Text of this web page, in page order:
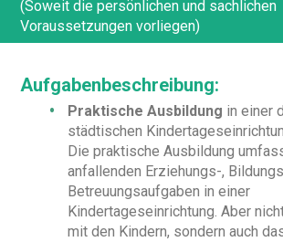
(Soweit die persönlichen und sachlichen
Voraussetzungen vorliegen)
Aufgabenbeschreibung:
Praktische Ausbildung in einer
städtischen
Die praktische Ausbildung
anfallenden Erziehungs-,
Betreuungsaufgaben in einer
Kindertageseinrichtung. Aber
mit den Kindern, sondern auch